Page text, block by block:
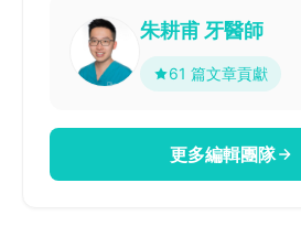
朱耕甫 牙醫師
61 篇文章貢獻
更多編輯團隊